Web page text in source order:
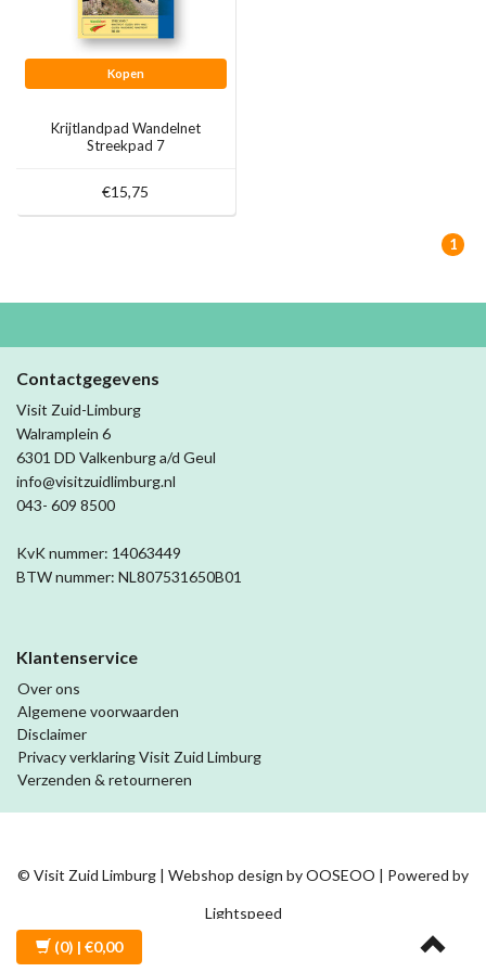
Kopen
Krijtlandpad Wandelnet
Streekpad 7
€15,75
1
Contactgegevens
Visit Zuid-Limburg
Walramplein 6
6301 DD Valkenburg a/d Geul
info@visitzuidlimburg.nl
043- 609 8500
KvK nummer: 14063449
BTW nummer: NL807531650B01
Klantenservice
Over ons
Algemene voorwaarden
Disclaimer
Privacy verklaring Visit Zuid Limburg
Verzenden & retourneren
© Visit Zuid Limburg | Webshop design byOOSEOO | Powered by
Lightspeed
(0) | €0,00